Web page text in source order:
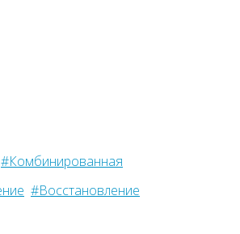
#Комбинированная
#Восстановление